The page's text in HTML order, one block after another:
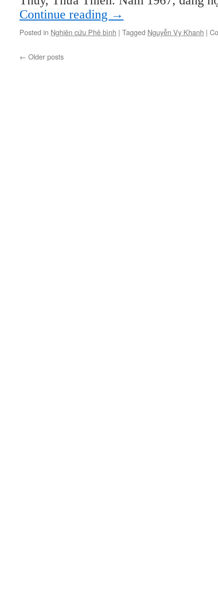
Continue reading →
Posted in Nghiên cứu Phê bình | Tagged Nguyễn Vy Khanh |
← Older posts